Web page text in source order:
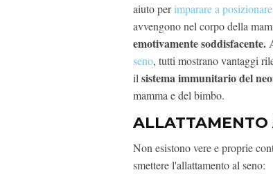
aiuto perimparare a
avvengono nel corpo della
emotivamente soddisfacente.
seno, tutti mostrano vantaggi
il sistema immunitario del
mamma e del bimbo.
ALLATTAMENTO
Non esistono vere e proprie
smettere l'allattamento al seno: